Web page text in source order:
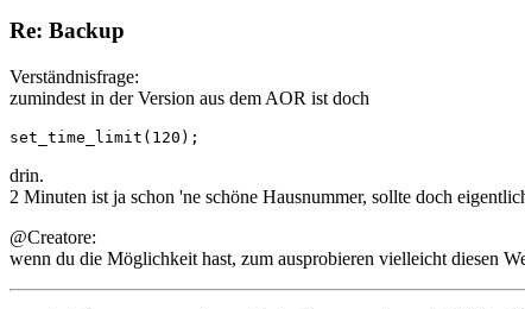
Re: Backup
Verständnisfrage:
zumindest in der Version aus dem AOR ist doch
set_time_limit(120);
drin.
2 Minuten ist ja schon 'ne schöne Hausnummer, sollte doch
@Creatore:
wenn du die Möglichkeit hast, zum ausprobieren vielleicht diesen